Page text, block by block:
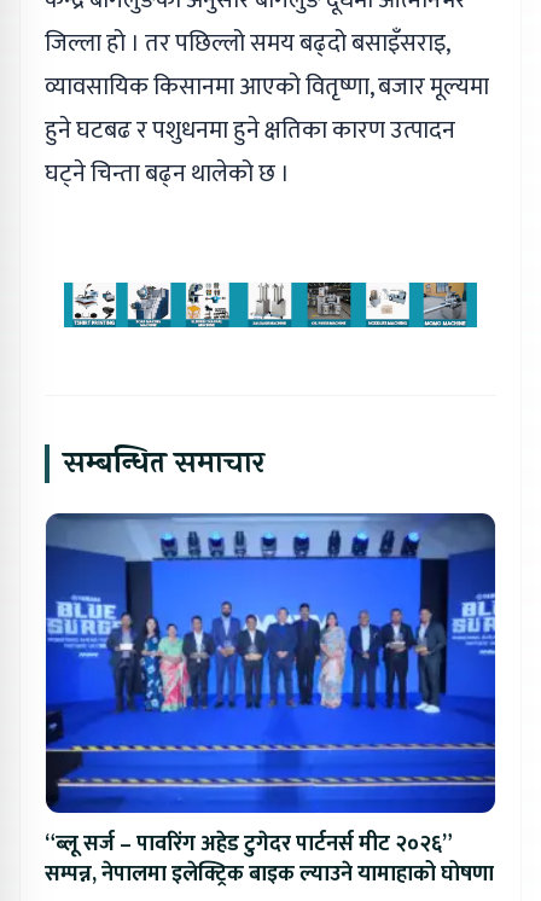
जिल्ला हो । तर पछिल्लो समय बढ्दो बसाइँसराइ,
व्यावसायिक किसानमा आएको वितृष्णा, बजार मूल्यमा
हुने घटबढ र पशुधनमा हुने क्षतिका कारण उत्पादन
घट्ने चिन्ता बढ्न थालेको छ ।
सम्बन्धित समाचार
“ब्लू सर्ज – पावरिंग अहेड टुगेदर पार्टनर्स मीट २०२६”
सम्पन्न, नेपालमा इलेक्ट्रिक बाइक ल्याउने यामाहाको घोषणा